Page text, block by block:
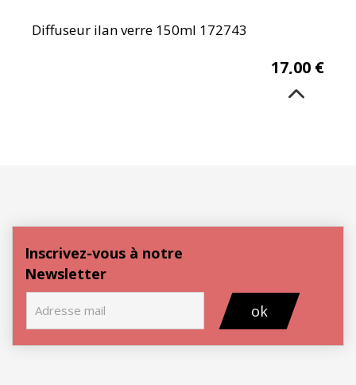
Diffuseur ilan verre 150ml 172743
17,00 €
Inscrivez-vous à notre
Newsletter
ok